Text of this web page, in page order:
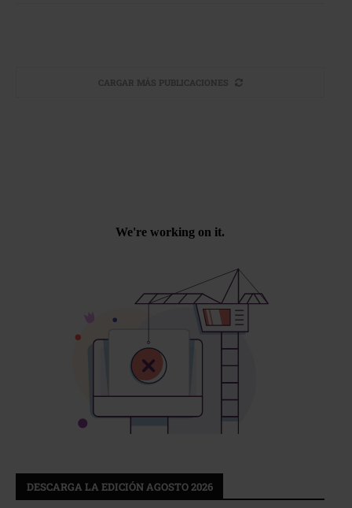
CARGAR MÁS PUBLICACIONES
DESCARGA LA EDICIÓN AGOSTO 2026